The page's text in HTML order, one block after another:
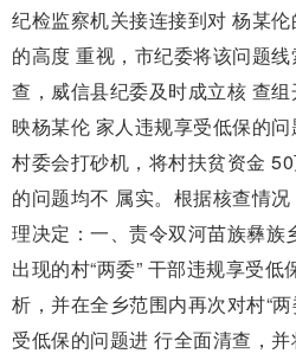
纪检监察机关接连接到对 杨某
的高度 重视，市纪委将该问题
查，威信县纪委及时成立核 查
映杨某伦 家人违规享受低保的
村委会打砂机，将村扶贫资金
的问题均不 属实。根据核查情
理决定：一、责令双河苗族彝族
出现的村“两委” 干部违规享受
析，并在全乡范围内再次对村“
受低保的问题进 行全面清查，